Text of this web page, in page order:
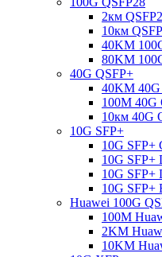
2км
10км
40KM
80KM
40G QSFP+
40KM 40G
100M 40G
10км 40G
10G SFP+
10G SFP+
10G SFP+
10G SFP+
10G SFP+
Huawei 100G
100M
2KM
10KM